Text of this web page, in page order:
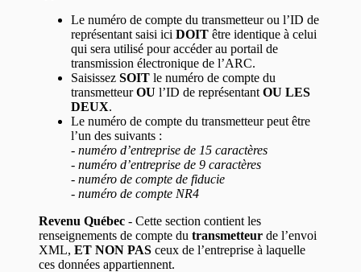
Le numéro de compte du transmetteur ou l’ID de
représentant saisi ici DOIT être identique à celui
qui sera utilisé pour accéder au portail de
transmission électronique de l’ARC.
Saisissez SOIT le numéro de compte du
transmetteurOU l’ID de représentant OU LES
DEUX.
Le numéro de compte du transmetteur peut être
l’un des suivants :
- numéro d’entreprise de 15 caractères
- numéro d’entreprise de 9 caractères
- numéro de compte de fiducie
- numéro de compte NR4
Revenu Québec - Cette section contient les
renseignements de compte du transmetteur de l’envoi
XML, ET NON PAS ceux de l’entreprise à laquelle
ces données appartiennent.